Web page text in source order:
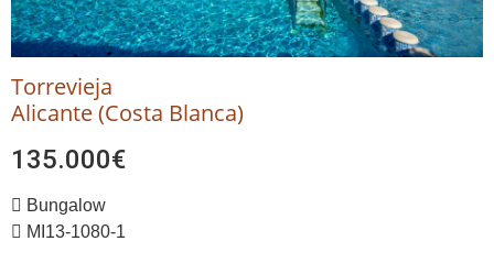
Torrevieja
Alicante (Costa Blanca)
135.000€
Bungalow
MI13-1080-1